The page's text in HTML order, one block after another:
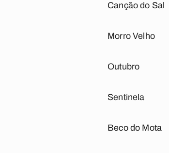
Canção do Sal
Morro Velho
Outubro
Sentinela
Beco do Mota